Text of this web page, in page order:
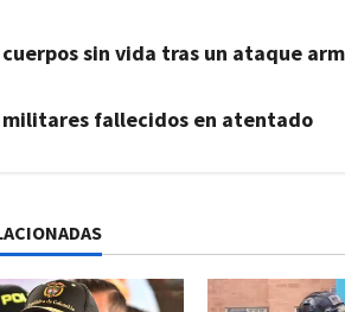
sin vida tras un ataque
fallecidos en atentado